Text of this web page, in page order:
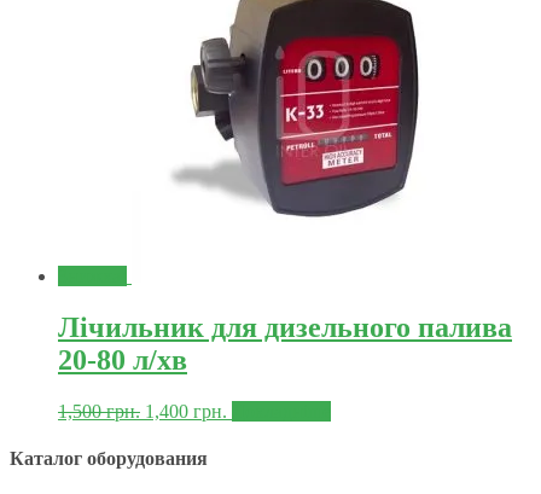
Лічильник для дизельного палива
20-80 л/хв
1,500грн. 1,400 грн.
Каталог оборудования